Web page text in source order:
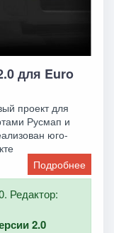
для Euro
проект для
Русмап и
юго-
Подробнее
Редактор:
2.0